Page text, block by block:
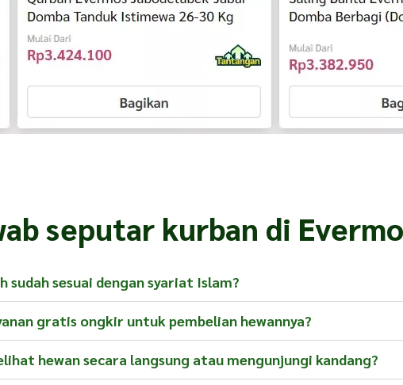
seputar kurban di
sudah sesuai dengan syariat Islam?
gratis ongkir untuk pembelian hewannya?
hewan secara langsung atau mengunjungi kandang?